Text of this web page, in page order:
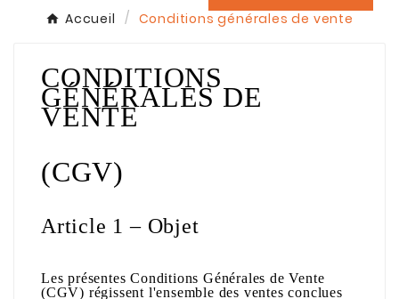
Accueil Conditions générales de vente
CONDITIONS
GÉNÉRALES DE
VENTE
(CGV)
Article 1 – Objet
Les présentes Conditions Générales de Vente
(CGV) régissent l'ensemble des ventes conclues